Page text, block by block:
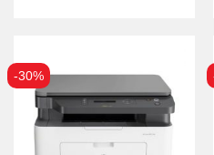
-30%